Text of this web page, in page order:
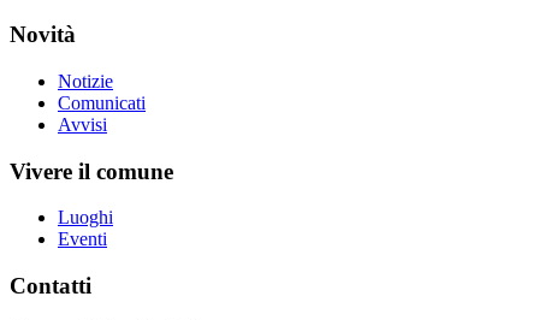
Novità
Notizie
Comunicati
Avvisi
Vivere il comune
Luoghi
Eventi
Contatti